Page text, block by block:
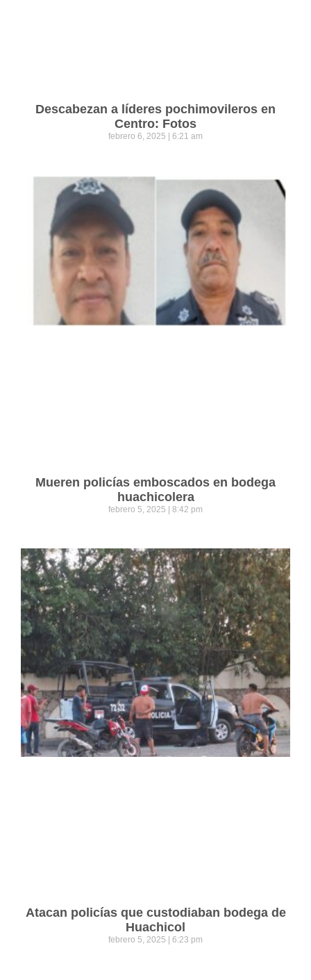
Descabezan a líderes pochimovileros en
Centro: Fotos
febrero 6, 2025 6:21 am
Mueren policías emboscados en bodega
huachicolera
febrero 5, 2025 8:42 pm
Atacan policías que custodiaban bodega de
Huachicol
febrero 5, 2025 6:23 pm